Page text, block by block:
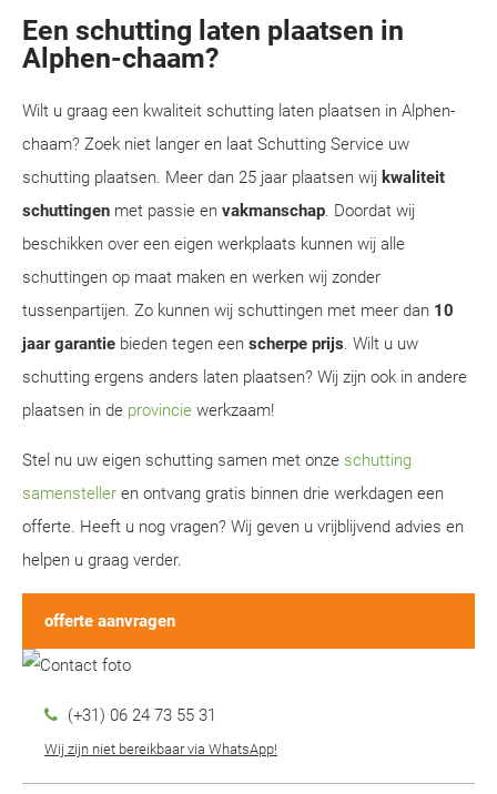
Een schutting laten plaatsen in
Alphen-chaam?
Wilt u graag een kwaliteit schutting laten plaatsen in Alphen-
chaam? Zoek niet langer en laat Schutting Service uw
schutting plaatsen. Meer dan 25 jaar plaatsen wij kwaliteit
schuttingen met passie en vakmanschap. Doordat wij
beschikken over een eigen werkplaats kunnen wij alle
schuttingen op maat maken en werken wij zonder
tussenpartijen. Zo kunnen wij schuttingen met meer dan 10
jaar garantie bieden tegen een scherpe prijs. Wilt u uw
schutting ergens anders laten plaatsen? Wij zijn ook in andere
plaatsen in de provincie werkzaam!
Stel nu uw eigen schutting samen met onze schutting
samensteller en ontvang gratis binnen drie werkdagen een
offerte. Heeft u nog vragen? Wij geven u vrijblijvend advies en
helpen u graag verder.
offerte aanvragen
(+31) 06 24 73 55 31
Wij zijn niet bereikbaar via WhatsApp!